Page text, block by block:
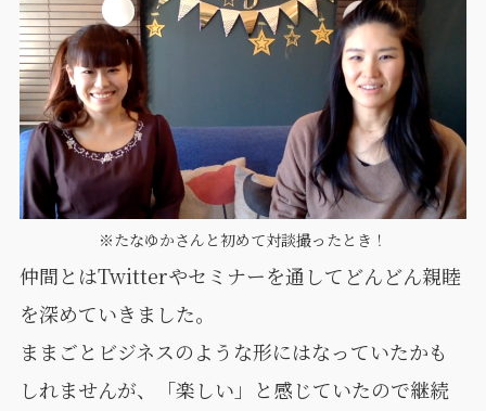
※たなゆかさんと初めて対談撮ったとき！
仲間とはTwitterやセミナーを通してどんどん親睦
を深めていきました。
ままごとビジネスのような形にはなっていたかも
しれませんが、「楽しい」と感じていたので継続